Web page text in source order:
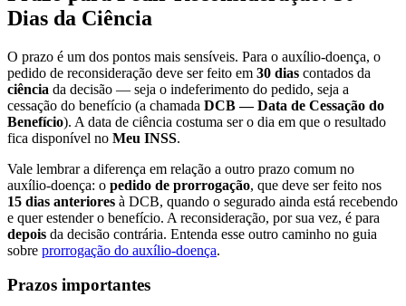
Dias da Ciência
O prazo é um dos pontos mais sensíveis. Para o auxílio-doença, o
pedido de reconsideração deve ser feito em 30 dias contados da
ciência da decisão — seja o indeferimento do pedido, seja a
cessação do benefício (a chamada DCB — Data de Cessação do
Benefício). A data de ciência costuma ser o dia em que o resultado
fica disponível no Meu INSS.
Vale lembrar a diferença em relação a outro prazo comum no
auxílio-doença: o pedido de prorrogação, que deve ser feito nos
15 dias anteriores à DCB, quando o segurado ainda está recebendo
e quer estender o benefício. A reconsideração, por sua vez, é para
depois da decisão contrária. Entenda esse outro caminho no guia
sobre prorrogação do auxílio-doença.
Prazos importantes